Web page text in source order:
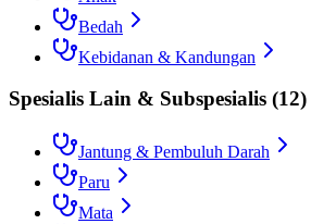
Bedah
Kebidanan & Kandungan
Spesialis Lain & Subspesialis (12)
Jantung & Pembuluh Darah
Paru
Mata